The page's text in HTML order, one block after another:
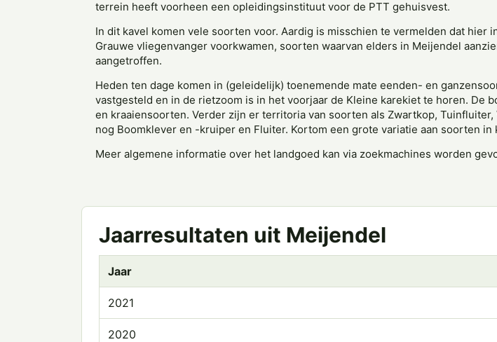
terrein heeft voorheen een opleidingsinstituut voor de PTT gehuisvest.
In dit kavel komen vele soorten voor. Aardig is misschien te vermelden dat
Grauwe vliegenvanger voorkwamen, soorten waarvan elders in Meijendel
aangetroffen.
Heden ten dage komen in (geleidelijk) toenemende mate eenden- en
vastgesteld en in de rietzoom is in het voorjaar de Kleine karekiet te horen. De
en kraaiensoorten. Verder zijn er territoria van soorten als Zwartkop,
nog Boomklever en -kruiper en Fluiter. Kortom een grote variatie aan soorten in
Meer algemene informatie over het landgoed kan via zoekmachines worden
Jaarresultaten uit Meijendel
Jaar
2021
2020